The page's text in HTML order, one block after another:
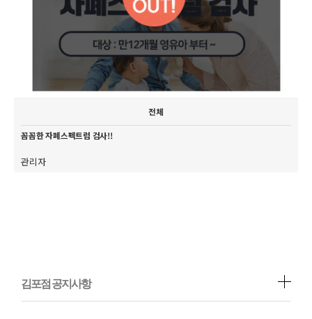
전체
꼼꼼한 자폐스펙트럼 검사!!
관리자
김포점 공지사항